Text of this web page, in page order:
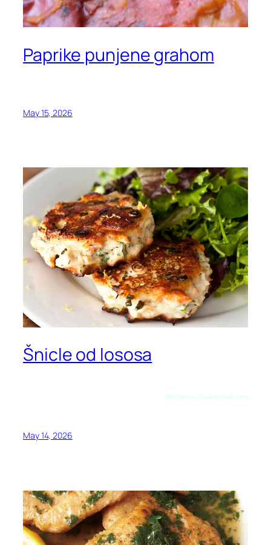
Paprike punjene grahom
May 15, 2026
Šnicle od lososa
Preuzeto sa foodnetwork.com
May 14, 2026